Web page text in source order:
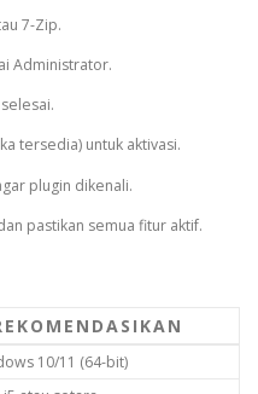
7-Zip.
Administrator.
tersedia) untuk aktivasi.
plugin dikenali.
pastikan semua fitur aktif.
10/11 (64-bit)